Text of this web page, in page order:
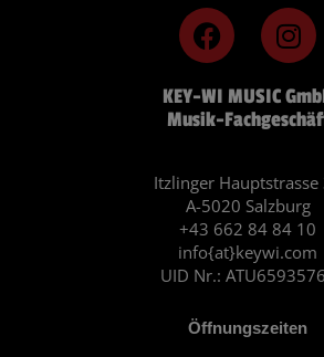
KEY-WI MUSIC
Musik-
Itzlinger Hauptstrasse
A-5020 Salzburg
+43 662 84 84 10
info{at}keywi.com
UID Nr.:
Öffnungszeiten
F
a
c
e
b
o
k
I
n
s
t
a
r
a
m